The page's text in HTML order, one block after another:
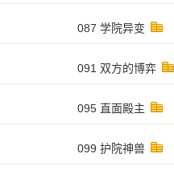
087 学院异变
091 双方的博弈
095 直面殿主
099 护院神兽